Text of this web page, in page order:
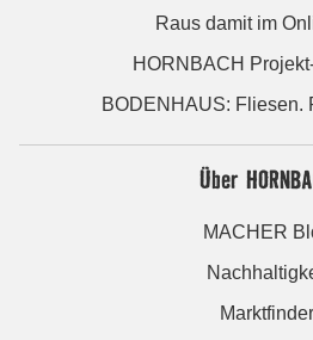
Raus damit im
HORNBACH
BODENHAUS: Fliesen.
Über
MACHER
Marktfinder